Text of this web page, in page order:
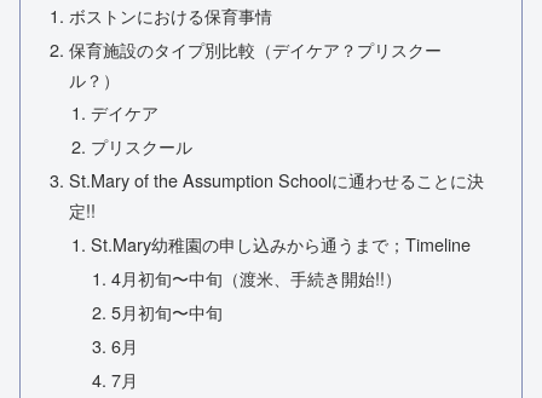
ボストンにおける保育事情
保育施設のタイプ別比較（デイケア？プリスクー
ル？）
デイケア
プリスクール
St.Mary of the Assumption Schoolに通わせることに決
定!!
St.Mary幼稚園の申し込みから通うまで；Timeline
4月初旬〜中旬（渡米、手続き開始!!）
5月初旬〜中旬
6月
7月